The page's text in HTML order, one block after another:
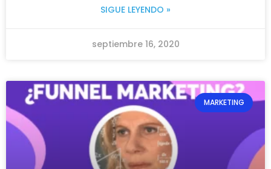
SIGUE LEYENDO »
septiembre 16, 2020
MARKETING